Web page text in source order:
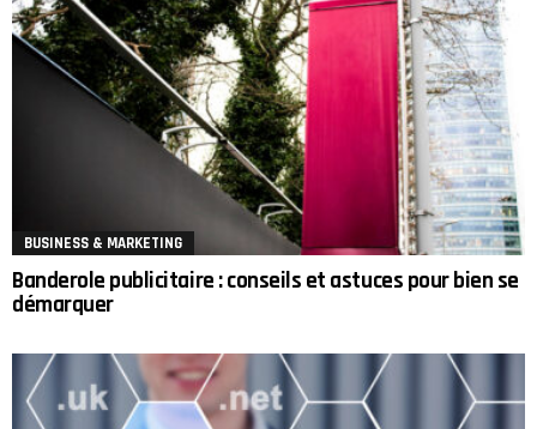
BUSINESS & MARKETING
Banderole publicitaire : conseils et astuces pour bien se
démarquer